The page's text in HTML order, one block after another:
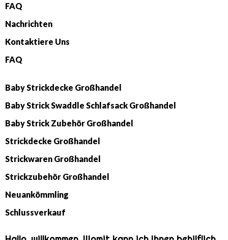
FAQ
Nachrichten
Kontaktiere Uns
FAQ
Baby Strickdecke Großhandel
Baby Strick Swaddle Schlafsack Großhandel
Baby Strick Zubehör Großhandel
Strickdecke Großhandel
Strickwaren Großhandel
Strickzubehör Großhandel
Neuankömmling
Schlussverkauf